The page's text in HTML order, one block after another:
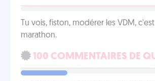
Tu vois, fiston, modérer les VDM,
marathon.
100 COMMENTAIRES DE